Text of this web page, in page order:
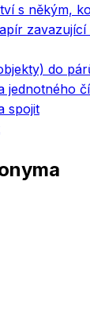
s někým,
do
jednotného
spojit